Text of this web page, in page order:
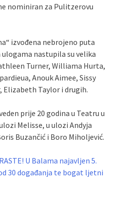
nominiran za Pulitzerovu
izvođena nebrojeno puta
nastupila su velika
Turner, Williama Hurta,
Anouk Aimee, Sissy
Elizabeth Taylor i drugih.
prije 20 godina u Teatru u
Melisse, u ulozi Andyja
Buzančić i Boro Miholjević.
U Balama najavljen 5.
30 događanja te bogat ljetni